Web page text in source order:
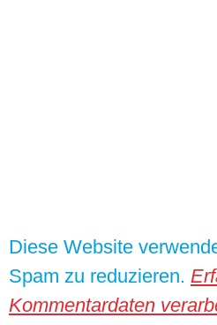
Diese Website
Spam zu reduzieren.
Kommentardaten